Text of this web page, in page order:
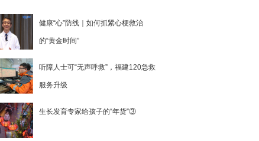
健康“心”防线｜如何抓紧心梗救治
的“黄金时间”
听障人士可“无声呼救”，福建120急救
服务升级
生长发育专家给孩子的“年货”③